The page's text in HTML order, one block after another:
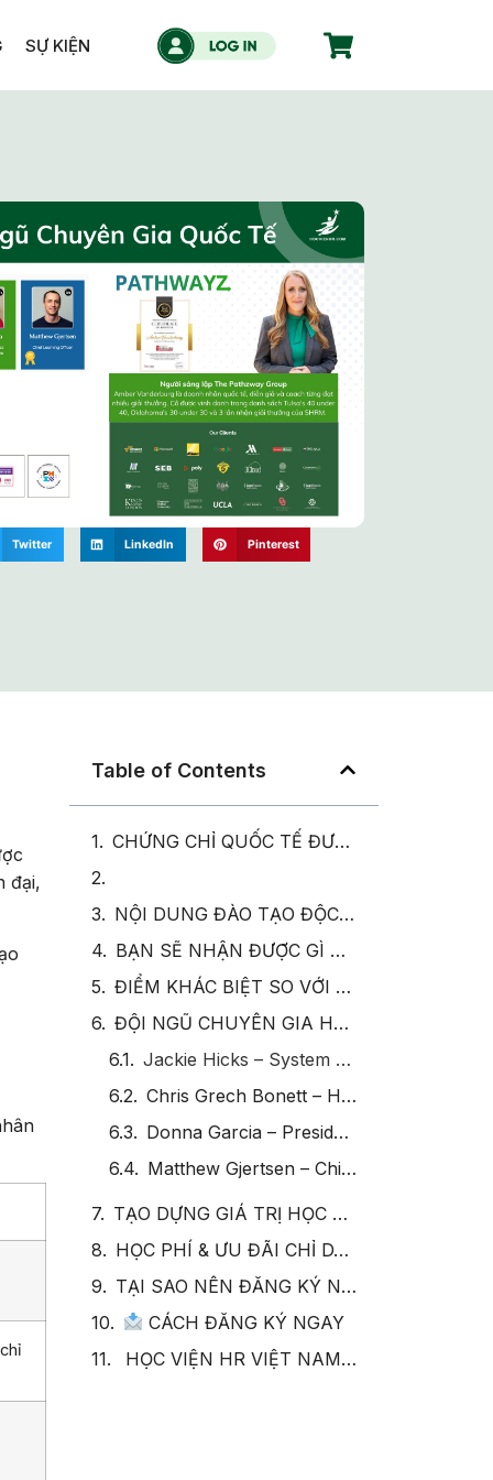
SỰ KIỆN
Twitter LinkedIn Pinterest
đại,
Table of Contents
CHỨNG CHỈ QUỐC TẾ ĐƯỢC CÔNG NHẬN TỪ CÁC TỔ CHỨC UY TÍN
NỘI DUNG ĐÀO TẠO ĐỘC ĐÁO – PHÁT TRIỂN NĂNG LỰC THỰC CHIẾN
BẠN SẼ NHẬN ĐƯỢC GÌ KHI THAM GIA CHƯƠNG TRÌNH?
ĐIỂM KHÁC BIỆT SO VỚI CÁC CHỨNG CHỈ HR KHÁC
ĐỘI NGŨ CHUYÊN GIA HƯỚNG DẪN – HR ACTION CERTIFICATION
Jackie Hicks – System Director, Talent Acquisition
Chris Grech Bonett – HR Manager
Donna Garcia – President of Business Alignment Strategies
Matthew Gjertsen – Chief Learning Officer
TẠO DỰNG GIÁ TRỊ HỌC TẬP TOÀN DIỆN VỚI 4 GÓC NHÌN THỰC TIỄN
HỌC PHÍ & ƯU ĐÃI CHỈ DÀNH CHO CỘNG ĐỒNG HỌC VIỆN HR VIỆT NAM
TẠI SAO NÊN ĐĂNG KÝ NGAY HÔM NAY?
CÁCH ĐĂNG KÝ NGAY
HỌC VIỆN HR VIỆT NAM – ĐỐI TÁC ĐỘC QUYỀN TRIỂN KHAI TẠI VIỆT NAM